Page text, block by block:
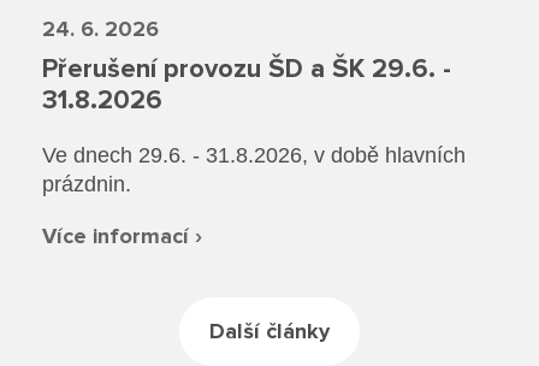
24. 6. 2026
Přerušení provozu ŠD a ŠK 29.6. -
31.8.2026
Ve dnech 29.6. - 31.8.2026, v době hlavních
prázdnin.
Více informací ›
Další články